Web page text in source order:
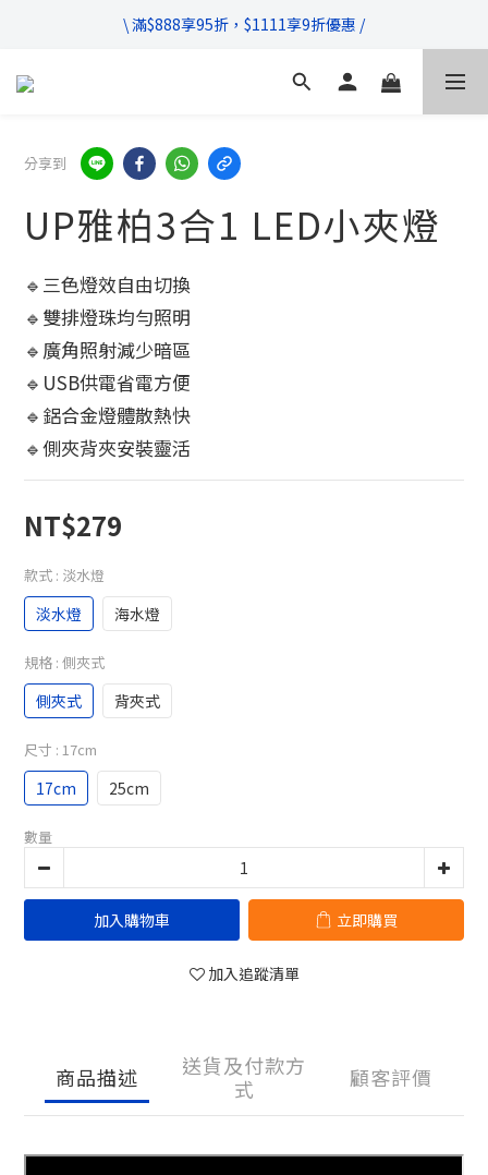
\ 超商滿$399免運!宅配滿$666免運 /
\ 滿$888享95折，$1111享9折優惠 /
不管售前售後，只要有任何疑問都歡迎與我們聯繫
分享到
UP雅柏3合1 LED小夾燈
🔹三色燈效自由切換
🔹雙排燈珠均勻照明
🔹廣角照射減少暗區
🔹USB供電省電方便
🔹鋁合金燈體散熱快
🔹側夾背夾安裝靈活
NT$279
款式 : 淡水燈
淡水燈 海水燈
規格 : 側夾式
側夾式 背夾式
尺寸 : 17cm
17cm 25cm
數量
加入購物車 立即購買
加入追蹤清單
商品描述
送貨及付款方
式
顧客評價